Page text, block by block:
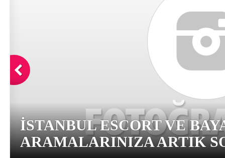
İSTANBUL ESCORT VE
ARAMALARINIZA ARTIK